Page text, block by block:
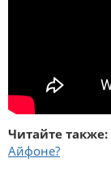
Читайте также:
Айфоне?